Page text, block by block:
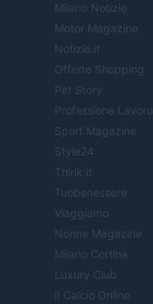
Milano Notizie
Motor Magazine
Notizie.it
Offerte Shopping
Pet Story
Professione Lavoro
Sport Magazine
Style24
Think.it
Tuobenessere
Viaggiamo
Nonne Magazine
Milano Cortina
Luxury Club
Il Calcio Online